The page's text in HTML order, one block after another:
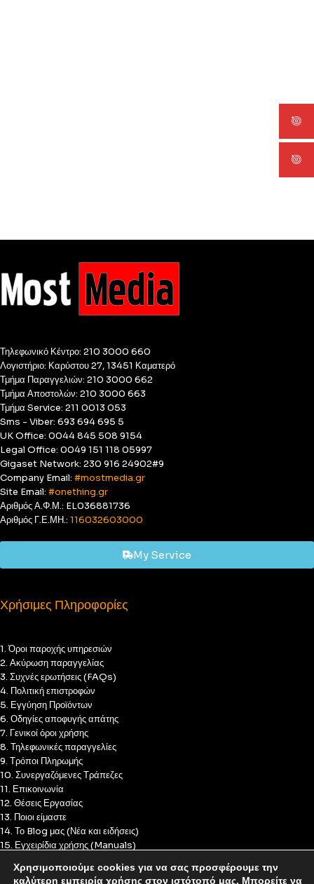
Τηλεφωνικό Κέντρο: 210 3000 660
Λογιστήριο: Καρύστου 27, 13451 Καματερό
Τμήμα Παραγγελιών: 210 3000 662
Τμήμα Αποστολών: 210 3000 663
Τμήμα Service: 211 0013 053
Sms - Viber: 693 694 695 5
UK Office: 0044 845 508 9154
Legal Office: 0049 151 118 05997
Gigaset Network: 230 916 24902#9
Company Email: #mostmedia.gr
Site Email: #onething.gr
Αριθμός Α.Φ.Μ.: EL036881736
Αριθμός Γ.Ε.ΜΗ.: 116032603000
My Service
Χρήσιμες Πληροφορίες
1. Όροι παροχής υπηρεσιών
2. Ακύρωση παραγγελίας
3. Συχνές ερωτήσεις (FAQs)
4. Πολιτική επιστροφών
5. Εγγύηση Προϊόντων
6. Οδηγίες αποφυγής απάτης
7. Γενικοί όροι χρήσης
8. Τηλεφωνικές παραγγελίες
9. Τρόποι Πληρωμής
10. Συνεργαζόμενες Τράπεζες
11. Επικοινωνία
12. Θέσεις Εργασίας
13. Ποιοι είμαστε
14. Το Blog μας (Νέα και ειδήσεις)
15. Εγχειρίδια χρήσης (Manuals)
17. Πολιτική Cookies
Χρησιμοποιούμε cookies για να σας προσφέρουμε την
καλύτερη εμπειρία χρήσης στον ιστότοπό μας. Μπορείτε να